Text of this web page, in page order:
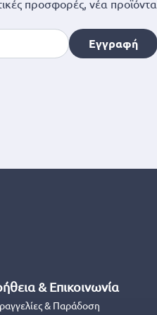
προσφορές, νέα προϊόντα
Εγγραφή
& Επικοινωνία
& Παράδοση